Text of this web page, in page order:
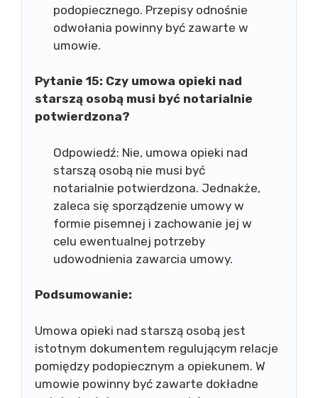
podopiecznego. Przepisy odnośnie
odwołania powinny być zawarte w
umowie.
Pytanie 15: Czy umowa opieki nad
starszą osobą musi być notarialnie
potwierdzona?
Odpowiedź: Nie, umowa opieki nad
starszą osobą nie musi być
notarialnie potwierdzona. Jednakże,
zaleca się sporządzenie umowy w
formie pisemnej i zachowanie jej w
celu ewentualnej potrzeby
udowodnienia zawarcia umowy.
Podsumowanie:
Umowa opieki nad starszą osobą jest
istotnym dokumentem regulującym relacje
pomiędzy podopiecznym a opiekunem. W
umowie powinny być zawarte dokładne